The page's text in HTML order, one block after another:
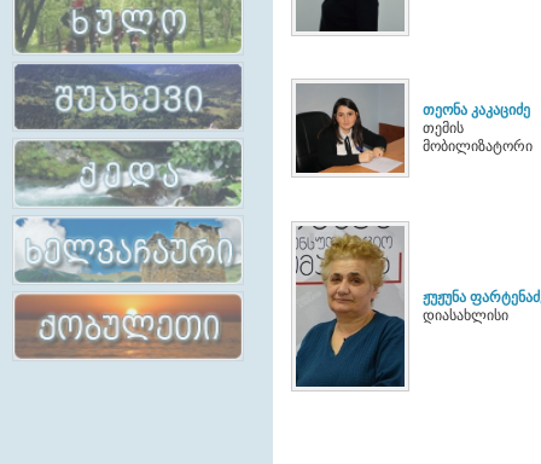
თეონა კაკაციძე
თემის
მობილიზატორი
ჟუჟუნა
დიასახლისი